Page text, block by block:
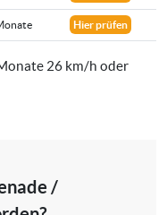
Hier prüfen
26 km/h oder
/